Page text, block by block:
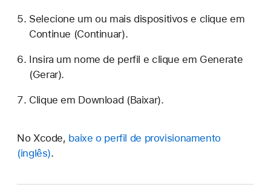
Selecione um ou mais dispositivos e clique em
Continue (Continuar).
Insira um nome de perfil e clique em Generate
(Gerar).
Clique em Download (Baixar).
No Xcode, baixe o perfil de provisionamento
.